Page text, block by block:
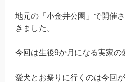
地元の「小金井公園」で開催
きました。
今回は生後9か月になる実家の
愛犬とお祭りに行くのは今回が